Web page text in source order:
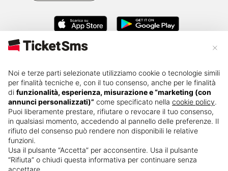
Press kit Governance Privacy Rivendita
Cambio
nominativo
Cookie policy
Termini e
condizioni
×
Noi e terze parti selezionate utilizziamo cookie o tecnologie simili
per finalità tecniche e, con il tuo consenso, anche per le finalità
di funzionalità, esperienza, misurazione e “marketing (con
annunci personalizzati)” come specificato nella cookie policy.
Puoi liberamente prestare, rifiutare o revocare il tuo consenso,
in qualsiasi momento, accedendo al pannello delle preferenze. Il
rifiuto del consenso può rendere non disponibili le relative
funzioni.
Usa il pulsante “Accetta” per acconsentire. Usa il pulsante
“Rifiuta” o chiudi questa informativa per continuare senza
accettare.